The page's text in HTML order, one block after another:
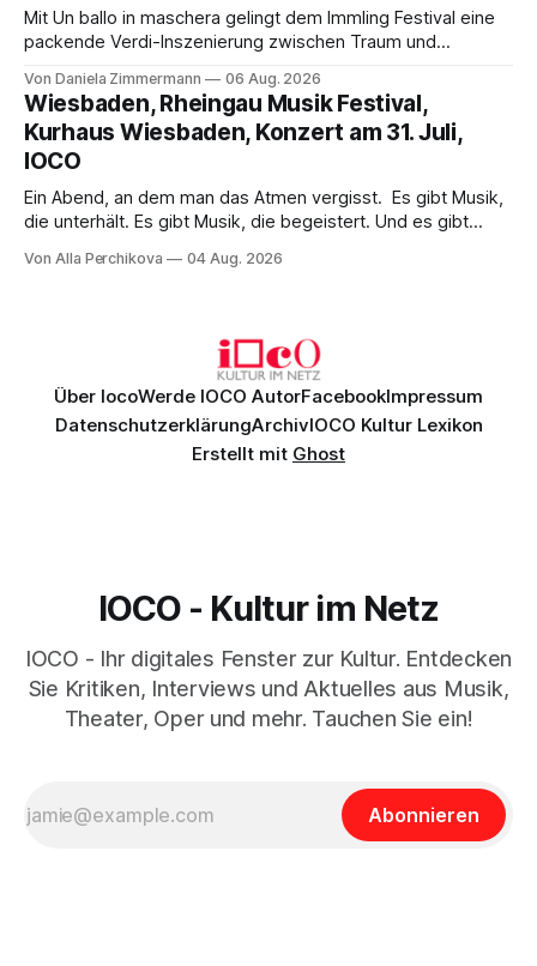
Mit Un ballo in maschera gelingt dem Immling Festival eine
packende Verdi-Inszenierung zwischen Traum und
psychologische Tiefe mit starken Bildern, getragen von
einem spielfreudigen Ensemble und einer musikalisch
überzeugenden Gesamtleistung.
Von Daniela Zimmermann 06 Aug. 2026
Wiesbaden, Rheingau Musik Festival,
Kurhaus Wiesbaden, Konzert am 31. Juli,
IOCO
Ein Abend, an dem man das Atmen vergisst. Es gibt Musik,
die unterhält. Es gibt Musik, die begeistert. Und es gibt
Genau so war der Abend im Kurhaus Wiesbaden, an dem
Von Alla Perchikova 04 Aug. 2026
Über IocoWerde IOCO AutorFacebookImpressum
DatenschutzerklärungArchivIOCO Kultur Lexikon
Erstellt mit Ghost
IOCO - Kultur im Netz
IOCO - Ihr digitales Fenster zur Kultur. Entdecken
Sie Kritiken, Interviews und Aktuelles aus Musik,
Theater, Oper und mehr. Tauchen Sie ein!
Abonnieren